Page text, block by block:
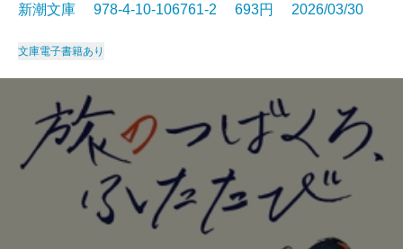
新潮文庫 978-4-10-106761-2 693円 2026/03/30
文庫電子書籍あり